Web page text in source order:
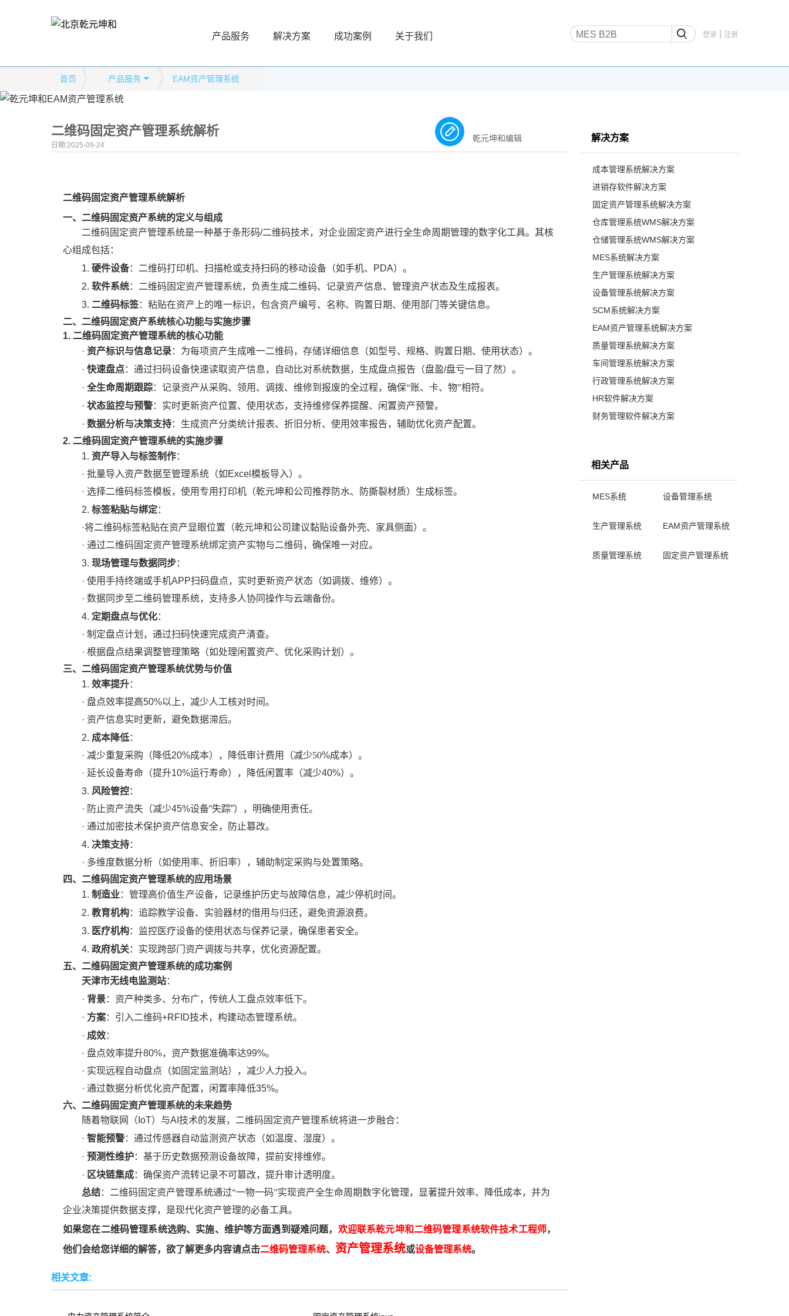
产品服务 解决方案 成功案例 关于我们 登录 注册
首页 产品服务 EAM资产管理系统
二维码固定资产管理系统解析
日期:2025-09-24
乾元坤和编辑
二维码固定资产管理系统解析
一、二维码固定资产系统的定义与组成
二维码固定资产管理系统是一种基于条形码/二维码技术，对企业固定资产进行全生命周期管理的数字化工具。其核
心组成包括：
1. 硬件设备：二维码打印机、扫描枪或支持扫码的移动设备（如手机、
PDA）。
2. 软件系统： 二维码 固定资产管理系统，负责生成二维码、记录资产信息、管理资产状态及生成报表。
3. 二维码标签：粘贴在资产上的唯一标识，包含资产编号、名称、购置日期、使用部门等关键信息。
二、二维码固定资产系统核心功能与实施步骤
1. 二维码固定资产管理系统的核心功能
· 资产标识与信息记录：为每项资产生成唯一二维码，存储详细信息（如型号、规格、购置日期、使用状态）。
· 快速盘点：通过扫码设备快速读取资产信息，自动比对系统数据，生成盘点报告（盘盈/盘亏一目了然）。
· 全生命周期跟踪：记录资产从采购、领用、调拨、维修到报废的全过程，确保“账、卡、物”相符。
· 状态监控与预警：实时更新资产位置、使用状态，支持维修保养提醒、闲置资产预警。
· 数据分析与决策支持：生成资产分类统计报表、折旧分析、使用效率报告，辅助优化资产配置。
2. 二维码固定资产管理系统的实施步骤
1. 资产导入与标签制作：
· 批量导入资产数据至管理系统（如 Excel模板导入）。
· 选择二维码标签模板，使用专用打印机（乾元坤和公司推荐防水、防撕裂材质）生成标签。
2. 标签粘贴与绑定：
·将二维码标签粘贴在资产显眼位置（乾元坤和公司建议黏贴设备外壳、家具侧面）。
· 通过二维码固定资产管理系统绑定资产实物与二维码，确保唯一对应。
3. 现场管理与数据同步：
· 使用手持终端或手机APP扫码盘点，实时更新资产状态（如调拨、维修）。
· 数据同步至二维码管理系统，支持多人协同操作与云端备份。
4. 定期盘点与优化：
· 制定盘点计划，通过扫码快速完成资产清查。
· 根据盘点结果调整管理策略（如处理闲置资产、优化采购计划）。
三、二维码固定资产管理系统优势与价值
1. 效率提升：
· 盘点效率提高50%以上，减少人工核对时间。
· 资产信息实时更新，避免数据滞后。
2. 成本降低：
· 减少重复采购（降低20%成本），降低审计费用（减少50%成本）。
· 延长设备寿命（提升10%运行寿命），降低闲置率（减少40%）。
3. 风险管控：
· 防止资产流失（减少45%设备“失踪”），明确使用责任。
· 通过加密技术保护资产信息安全，防止篡改。
4. 决策支持：
· 多维度数据分析（如使用率、折旧率），辅助制定采购与处置策略。
四、二维码固定资产管理系统的应用场景
1. 制造业：管理高价值生产设备，记录维护历史与故障信息，减少停机时间。
2. 教育机构：追踪教学设备、实验器材的借用与归还，避免资源浪费。
3. 医疗机构：监控医疗设备的使用状态与保养记录，确保患者安全。
4. 政府机关：实现跨部门资产调拨与共享，优化资源配置。
五、二维码固定资产管理系统的成功案例
天津市无线电监测站：
· 背景：资产种类多、分布广，传统人工盘点效率低下。
· 方案：引入二维码+RFID技术，构建动态管理系统。
· 成效：
· 盘点效率提升80%，资产数据准确率达99%。
· 实现远程自动盘点（如固定监测站），减少人力投入。
· 通过数据分析优化资产配置，闲置率降低35%。
六、二维码固定资产管理系统的未来趋势
随着物联网（ IoT）与AI技术的发展，二维码固定资产管理系统将进一步融合：
· 智能预警：通过传感器自动监测资产状态（如温度、湿度）。
· 预测性维护：基于历史数据预测设备故障，提前安排维修。
· 区块链集成：确保资产流转记录不可篡改，提升审计透明度。
总结：二维码固定资产管理系统通过“一物一码”实现资产全生命周期数字化管理，显著提升效率、降低成本，并为
企业决策提供数据支撑，是现代化资产管理的必备工具。
如果您在二维码管理系统选购、实施、维护等方面遇到疑难问题， 欢迎联系乾元坤和二维码管理系统软件技术工程师，
他们会给您详细的解答， 欲了解更多内容请点击二维码管理系统、 资产管理系统或设备管理系统。
相关文章:
解决方案
成本管理系统解决方案
进销存软件解决方案
固定资产管理系统解决方案
仓库管理系统WMS解决方案
仓储管理系统WMS解决方案
MES系统解决方案
生产管理系统解决方案
设备管理系统解决方案
SCM系统解决方案
EAM资产管理系统解决方案
质量管理系统解决方案
车间管理系统解决方案
行政管理系统解决方案
HR软件解决方案
财务管理软件解决方案
相关产品
MES系统 设备管理系统
生产管理系统 EAM资产管理系统
质量管理系统 固定资产管理系统